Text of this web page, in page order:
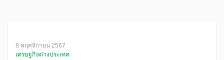
8 พฤศจิกายน 2567
เศรษฐกิจต่างประเทศ